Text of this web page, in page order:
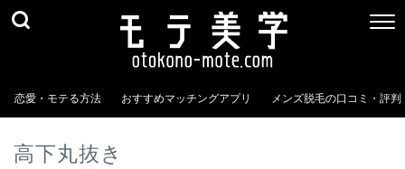
恋愛・モテる方法 おすすめマッチングアプリ メンズ脱毛の口コミ・評判
高下丸抜き